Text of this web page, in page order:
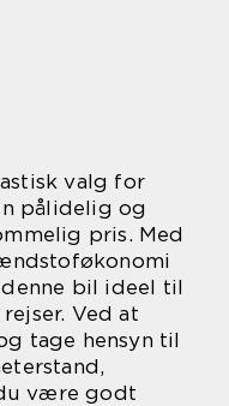
valg for
pålidelig og
pris. Med
bil ideel til
Ved at
tage hensyn til
være godt